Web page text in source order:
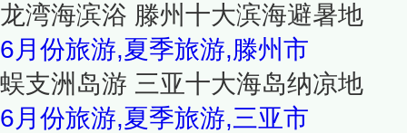
龙湾海滨浴 滕州十大滨海避暑地
6月份旅游,夏季旅游,滕州市
蜈支洲岛游 三亚十大海岛纳凉地
6月份旅游,夏季旅游,三亚市